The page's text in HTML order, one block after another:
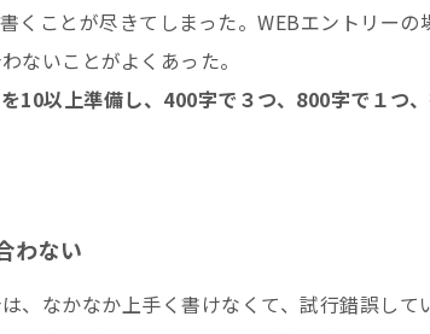
くことが尽きてしまった。WEBエントリーの
ないことがよくあった。
10以上準備し、400字で３つ、800字で１つ
わない
、なかなか上手く書けなくて、試行錯誤して